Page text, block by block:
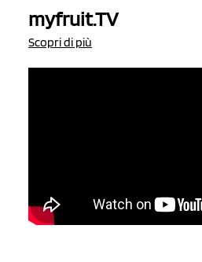
myfruit.TV
Scopri di più